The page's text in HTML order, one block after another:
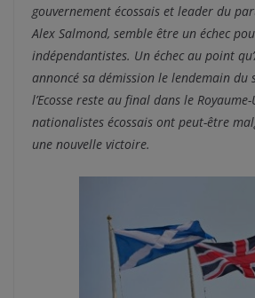
gouvernement écossais et leader du
Alex Salmond, semble être un échec
indépendantistes. Un échec au point
annoncé sa démission le lendemain du
l’Ecosse reste au final dans le
nationalistes écossais ont peut-être
une nouvelle victoire.